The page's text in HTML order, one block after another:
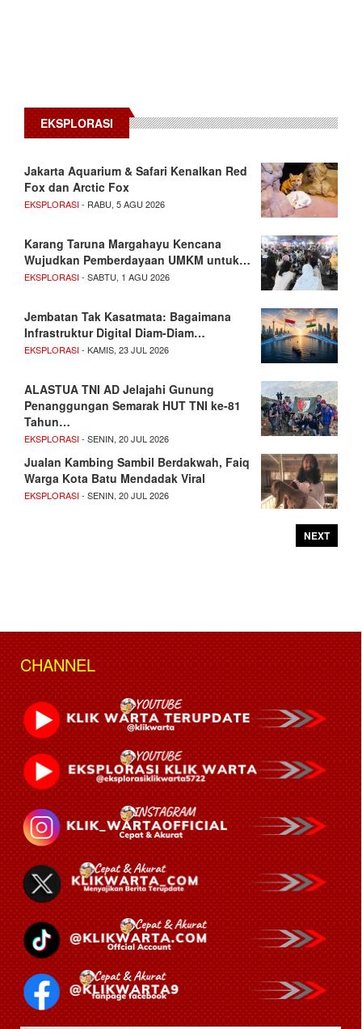
EKSPLORASI
Jakarta Aquarium & Safari Kenalkan Red
Fox dan Arctic Fox
EKSPLORASI- RABU, 5 AGU 2026
Karang Taruna Margahayu Kencana
Wujudkan Pemberdayaan UMKM untuk…
EKSPLORASI- SABTU, 1 AGU 2026
Jembatan Tak Kasatmata: Bagaimana
Infrastruktur Digital Diam-Diam…
EKSPLORASI- KAMIS, 23 JUL 2026
ALASTUA TNI AD Jelajahi Gunung
Penanggungan Semarak HUT TNI ke-81
Tahun…
EKSPLORASI- SENIN, 20 JUL 2026
Jualan Kambing Sambil Berdakwah, Faiq
Warga Kota Batu Mendadak Viral
EKSPLORASI- SENIN, 20 JUL 2026
NEXT
CHANNEL